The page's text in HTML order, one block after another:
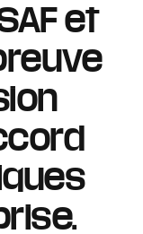
et